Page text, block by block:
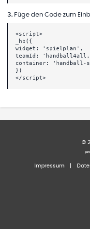
3. Füge den Code zum
<script>
_hb({
widget: 'spielplan',
teamId:
container: 'handball-
})
</script>
©
Impressum